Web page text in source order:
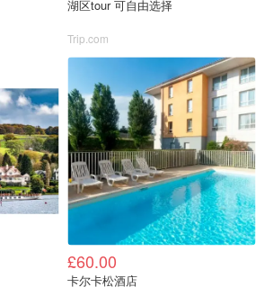
湖区tour 可自由选择
Trip.com
£60.00
卡尔卡松酒店